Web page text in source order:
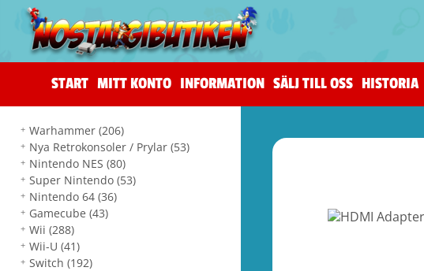
START MITT KONTO INFORMATION SÄLJ TILL OSS HISTORIA
Warhammer(206)
Nya Retrokonsoler / Prylar(53)
Nintendo NES(80)
Super Nintendo(53)
Nintendo 64(36)
Gamecube(43)
Wii(288)
Wii-U(41)
Switch(192)